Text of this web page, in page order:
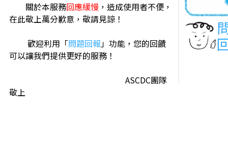
關於本服務回應緩慢 ，造成使用者不便，
在此敬上萬分歉意，敬請見諒！
歡迎利用「問題回報」功能，您的回饋
可以讓我們提供更好的服務！
ASCDC團隊
敬上